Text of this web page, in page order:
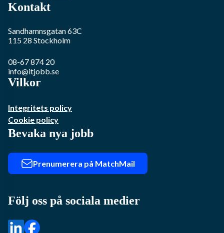
Kontakt
Sandhamnsgatan 63C
115 28 Stockholm
08-67 874 20
info@itjobb.se
Vilkor
Integritets policy
Cookie policy
Bevaka nya jobb
Prenumerera på MatchMail
Följ oss på sociala medier